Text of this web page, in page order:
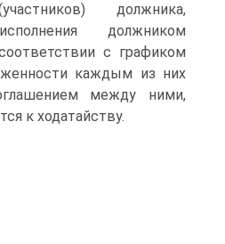
должника,
должником
с графиком
каждым из них
между ними,
к ходатайству.